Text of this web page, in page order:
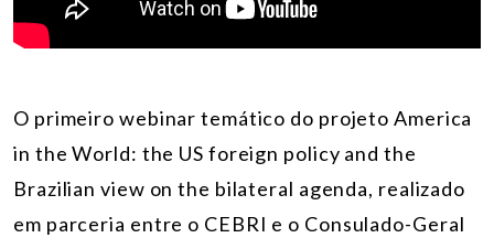
O primeiro webinar temático do projeto America
in the World: the US foreign policy and the
Brazilian view on the bilateral agenda, realizado
em parceria entre o CEBRI e o Consulado-Geral